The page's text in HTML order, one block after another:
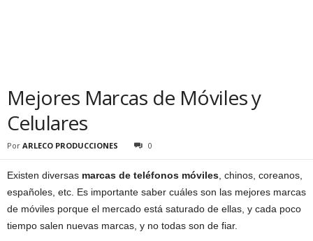
Mejores Marcas de Móviles y
Celulares
Por ARLECO PRODUCCIONES 0
Existen diversas marcas de teléfonos móviles , chinos, coreanos,
españoles, etc. Es importante saber cuáles son las mejores marcas
de móviles porque el mercado está saturado de ellas, y cada poco
tiempo salen nuevas marcas, y no todas son de fiar.